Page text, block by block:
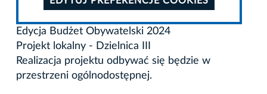
Edycja Budżet Obywatelski 2024
Projekt lokalny - Dzielnica III
Realizacja projektu odbywać się będzie w
przestrzeni ogólnodostępnej.